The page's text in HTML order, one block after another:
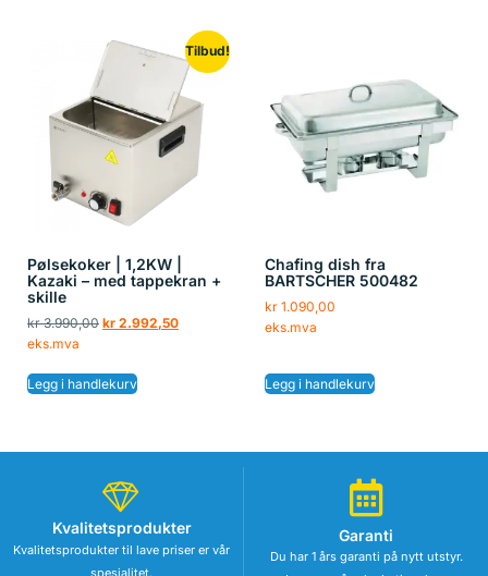
Tilbud!
Pølsekoker | 1,2KW |
Kazaki – med tappekran +
skille
kr3.990,00 kr 2.992,50
eks.mva
Legg i handlekurv
Chafing dish fra
BARTSCHER 500482
kr1.090,00
eks.mva
Legg i handlekurv
Kvalitetsprodukter
Kvalitetsprodukter til lave priser er vår
Garanti
Du har 1 års garanti på nytt utstyr.